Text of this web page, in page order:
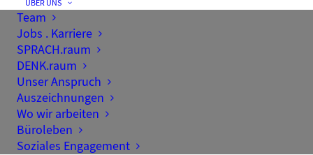
ÜBER UNS
Team
Jobs . Karriere
SPRACH.raum
DENK.raum
Unser Anspruch
Auszeichnungen
Wo wir arbeiten
Büroleben
Soziales Engagement